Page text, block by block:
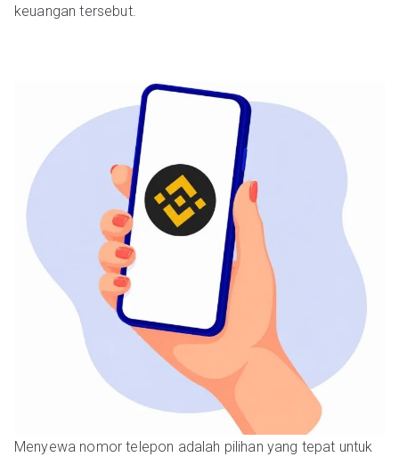
keuangan tersebut.
Menyewa nomor telepon adalah pilihan yang tepat untuk